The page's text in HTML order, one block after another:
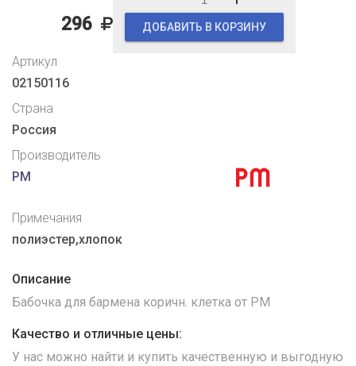
296 ДОБАВИТЬ В КОРЗИНУ
Артикул
02150116
Страна
Россия
Производитель
PM
Примечания
полиэстер,хлопок
Описание
Бабочка для бармена коричн. клетка от PM
Качество и отличные цены:
У нас можно найти и купить качественную и выгодную